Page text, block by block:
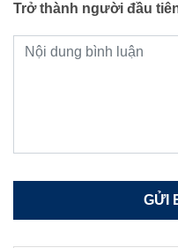
Trở thành người đầu